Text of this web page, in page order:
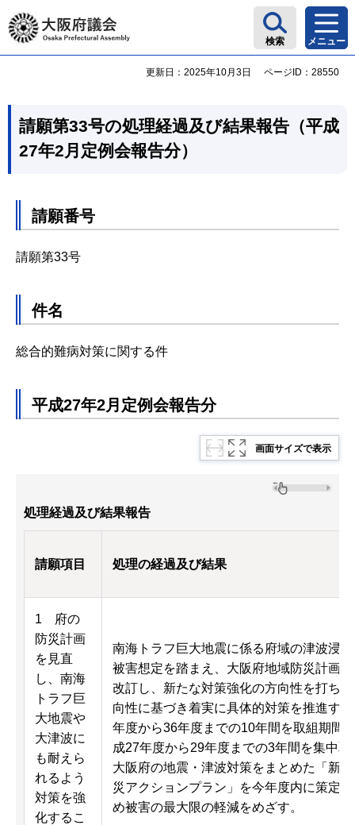
大阪府議会
検索 メニュー
更新日：2025年10月3日 ページID：28550
請願第33号の処理経過及び結果報告（平成
27年2月定例会報告分）
請願番号
請願第33号
件名
総合的難病対策に関する件
平成27年2月定例会報告分
画面サイズで表示
処理経過及び結果報告
請願項目 処理の経過及び結果
1 府の
防災計画
を見直
し、南海
トラフ巨
大地震や
大津波に
も耐えら
れるよう
対策を強
化するこ
南海トラフ巨大地震に係る府域の津波浸
被害想定を踏まえ、大阪府地域防災計画
改訂し、新たな対策強化の方向性を打ち
向性に基づき着実に具体的対策を推進す
年度から36年度までの10年間を取組期間
成27年度から29年度までの3年間を集中
大阪府の地震・津波対策をまとめた「新
災アクションプラン」を今年度内に策定
め被害の最大限の軽減をめざす。